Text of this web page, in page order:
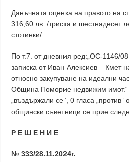
Данъчната оценка на правото на
316,60 лв. /триста и шестнадесет
стотинки/.
По т.7. от дневния ред:„ОС-1146/
записка от Иван Алексиев – Кмет
относно закупуване на идеални
Община Поморие недвижим имот.“
„въздържали се”, 0 гласа
общински съветници се прие
Р Е Ш Е Н И Е
№ 333/28.11.2024г.